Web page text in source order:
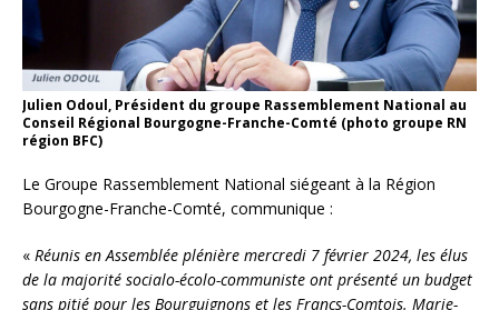
Julien Odoul, Président du groupe Rassemblement National au
Conseil Régional Bourgogne-Franche-Comté (photo groupe RN
région BFC)
Le Groupe Rassemblement National siégeant à la Région
Bourgogne-Franche-Comté, communique :
« Réunis en Assemblée plénière mercredi 7 février 2024, les élus
de la majorité socialo-écolo-communiste ont présenté un budget
sans pitié pour les Bourguignons et les Francs-Comtois. Marie-